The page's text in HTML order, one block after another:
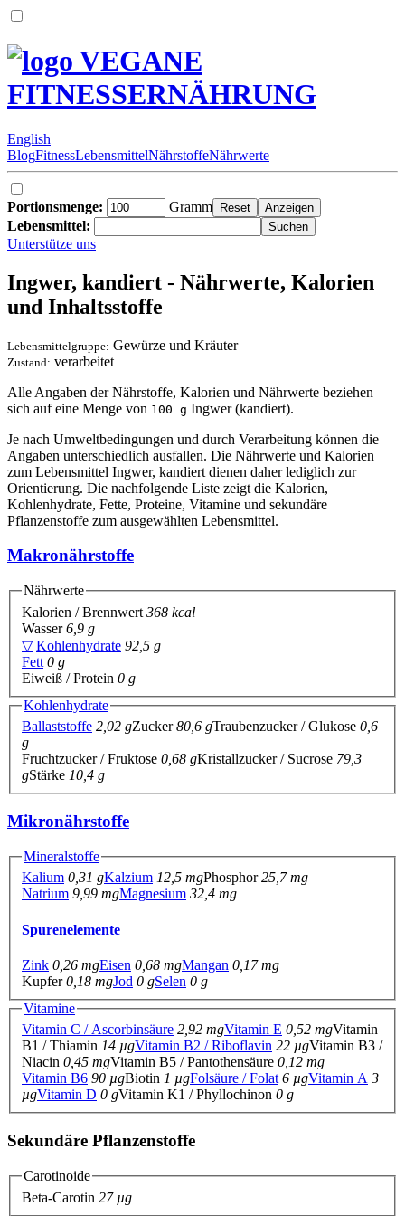
VEGANE
FITNESSERNÄHRUNG
English
BlogFitnessLebensmittelNährstoffeNährwerte
Portionsmenge:
Gramm
Lebensmittel:
Unterstütze uns
Ingwer, kandiert - Nährwerte, Kalorien
und Inhaltsstoffe
Lebensmittelgruppe: Gewürze und Kräuter
Zustand: verarbeitet
Alle Angaben der Nährstoffe, Kalorien und Nährwerte beziehen
sich auf eine Menge von 100 g Ingwer (kandiert).
Je nach Umweltbedingungen und durch Verarbeitung können die
Angaben unterschiedlich ausfallen. Die Nährwerte und Kalorien
zum Lebensmittel Ingwer, kandiert dienen daher lediglich zur
Orientierung. Die nachfolgende Liste zeigt die Kalorien,
Kohlenhydrate, Fette, Proteine, Vitamine und sekundäre
Pflanzenstoffe zum ausgewählten Lebensmittel.
Makronährstoffe
Nährwerte
Kalorien / Brennwert 368 kcal
Wasser6,9 g
▽ Kohlenhydrate 92,5 g
Fett 0 g
Eiweiß / Protein 0 g
Kohlenhydrate
Ballaststoffe 2,02 gZucker80,6 gTraubenzucker / Glukose 0,6
g
Fruchtzucker / Fruktose 0,68 gKristallzucker / Sucrose 79,3
gStärke 10,4 g
Mikronährstoffe
Mineralstoffe
Kalium 0,31 gKalzium 12,5 mgPhosphor25,7 mg
Natrium 9,99 mgMagnesium 32,4 mg
Spurenelemente
Zink 0,26 mgEisen 0,68 mgMangan 0,17 mg
Kupfer0,18 mgJod 0 gSelen 0 g
Vitamine
Vitamin C / Ascorbinsäure 2,92 mgVitamin E 0,52 mgVitamin
B1 / Thiamin 14 µgVitamin B2 / Riboflavin 22 µgVitamin B3 /
Niacin 0,45 mgVitamin B5 / Pantothensäure 0,12 mg
Vitamin B6 90 µgBiotin 1 µgFolsäure / Folat 6 µgVitamin A 3
µgVitamin D 0 gVitamin K1 / Phyllochinon 0 g
Sekundäre Pflanzenstoffe
Carotinoide
Beta-Carotin 27 µg